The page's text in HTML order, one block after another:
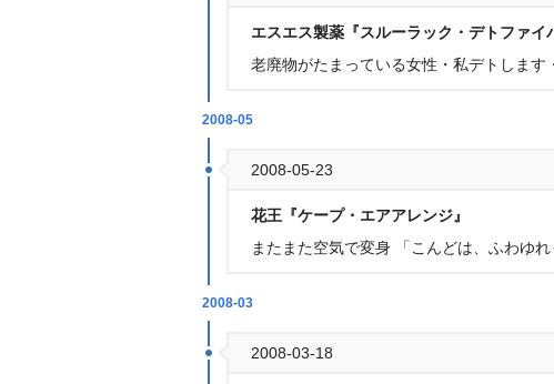
エスエス製薬『スルーラック・デトファイ
老廃物がたまっている女性・私デトします
2008-05
2008-05-23
花王『ケープ・エアアレンジ』
またまた空気で変身 「こんどは、ふわゆ
2008-03
2008-03-18